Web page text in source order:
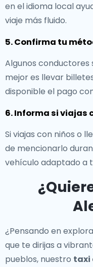
en el idioma local
viaje más fluido.
5. Confirma tu
Algunos conductores
mejor es llevar
disponible el pago
6. Informa si viajas
Si viajas con niños o
de mencionarlo
vehículo adaptado a
¿Pensando en
que te dirijas a
pueblos, nuestro taxi